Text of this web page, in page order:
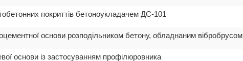
покриттів бетоноукладачем ДС-101
основи розподільником бетону, обладнаним вібробрусом
основи із застосуванням профілюровника